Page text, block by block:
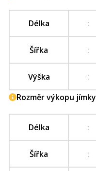
Délka :
Šířka :
Výška :
Rozměr výkopu jímky
Délka :
Šířka :